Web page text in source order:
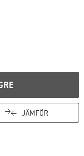
Öppnas i en inforuta
JÄMFÖR